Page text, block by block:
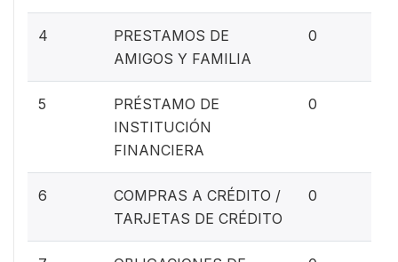
4
PRESTAMOS DE
AMIGOS Y FAMILIA
0
5
PRÉSTAMO DE
INSTITUCIÓN
FINANCIERA
0
6
COMPRAS A CRÉDITO /
TARJETAS DE CRÉDITO
0